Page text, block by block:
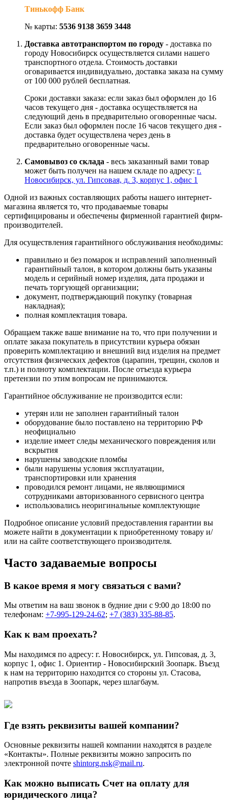
Тинькофф Банк
№ карты: 5536 9138 3659 3448
Доставка автотранспортом по городу - доставка по
городу Новосибирск осуществляется силами нашего
транспортного отдела. Стоимость доставки
оговаривается индивидуально, доставка заказа на сумму
от 100 000 рублей бесплатная.
Сроки доставки заказа: если заказ был оформлен до 16
часов текущего дня - доставка осуществляется на
следующий день в предварительно оговоренные часы.
Если заказ был оформлен после 16 часов текущего дня -
доставка будет осуществлена через день в
предварительно оговоренные часы.
Самовывоз со склада - весь заказанный вами товар
может быть получен на нашем складе по адресу: г.
Новосибирск, ул. Гипсовая, д. 3, корпус 1, офис 1
Одной из важных составляющих работы нашего интернет-
магазина является то, что продаваемые товары
сертифицированы и обеспечены фирменной гарантией фирм-
производителей.
Для осуществления гарантийного обслуживания необходимы:
правильно и без помарок и исправлений заполненный
гарантийный талон, в котором должны быть указаны
модель и серийный номер изделия, дата продажи и
печать торгующей организации;
документ, подтверждающий покупку (товарная
накладная);
полная комплектация товара.
Обращаем также ваше внимание на то, что при получении и
оплате заказа покупатель в присутствии курьера обязан
проверить комплектацию и внешний вид изделия на предмет
отсутствия физических дефектов (царапин, трещин, сколов и
т.п.) и полноту комплектации. После отъезда курьера
претензии по этим вопросам не принимаются.
Гарантийное обслуживание не производится если:
утерян или не заполнен гарантийный талон
оборудование было поставлено на территорию РФ
неофициально
изделие имеет следы механического повреждения или
вскрытия
нарушены заводские пломбы
были нарушены условия эксплуатации,
транспортировки или хранения
проводился ремонт лицами, не являющимися
сотрудниками авторизованного сервисного центра
использовались неоригинальные комплектующие
Подробное описание условий предоставления гарантии вы
можете найти в документации к приобретенному товару и/
или на сайте соответствующего производителя.
Часто задаваемые вопросы
В какое время я могу связаться с вами?
Мы ответим на ваш звонок в будние дни с 9:00 до 18:00 по
телефонам: +7-995-129-24-62; +7 (383) 335-88-85.
Как к вам проехать?
Мы находимся по адресу: г. Новосибирск, ул. Гипсовая, д. 3,
корпус 1, офис 1. Ориентир - Новосибирский Зоопарк. Въезд
к нам на территорию находится со стороны ул. Стасова,
напротив въезда в Зоопарк, через шлагбаум.
Где взять реквизиты вашей компании?
Основные реквизиты нашей компании находятся в разделе
«Контакты». Полные реквизиты можно запросить по
электронной почте shintorg.nsk@mail.ru.
Как можно выписать Счет на оплату для
юридического лица?